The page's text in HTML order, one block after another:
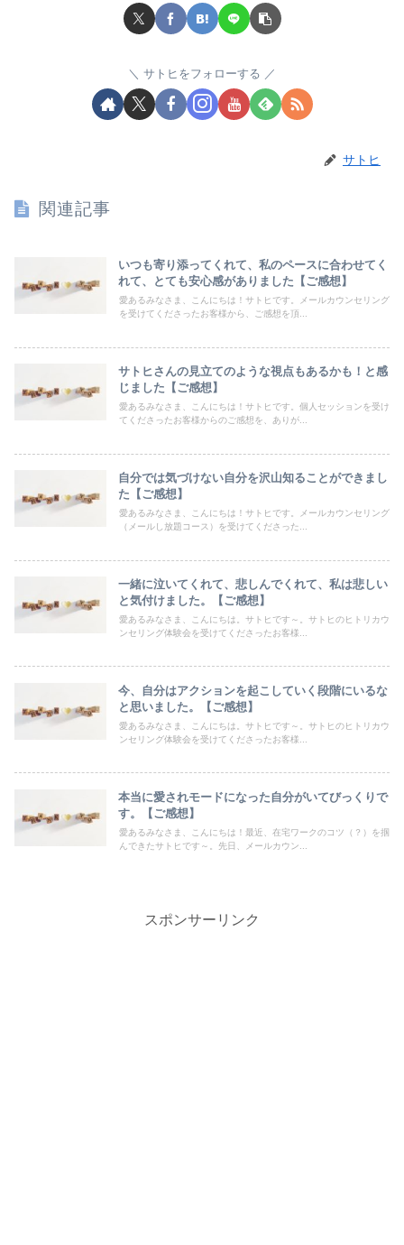
サトヒをフォローする
サトヒ
関連記事
いつも寄り添ってくれて、私のペースに合わせてく
れて、とても安心感がありました【ご感想】
愛あるみなさま、こんにちは！サトヒです。メールカウンセリング
を受けてくださったお客様から、ご感想を頂...
サトヒさんの見立てのような視点もあるかも！と感
じました【ご感想】
愛あるみなさま、こんにちは！サトヒです。個人セッションを受け
てくださったお客様からのご感想を、ありが...
自分では気づけない自分を沢山知ることができまし
た【ご感想】
愛あるみなさま、こんにちは！サトヒです。メールカウンセリング
（メールし放題コース）を受けてくださった...
一緒に泣いてくれて、悲しんでくれて、私は悲しい
と気付けました。【ご感想】
愛あるみなさま、こんにちは。サトヒです～。サトヒのヒトリカウ
ンセリング体験会を受けてくださったお客様...
今、自分はアクションを起こしていく段階にいるな
と思いました。【ご感想】
愛あるみなさま、こんにちは。サトヒです～。サトヒのヒトリカウ
ンセリング体験会を受けてくださったお客様...
本当に愛されモードになった自分がいてびっくりで
す。【ご感想】
愛あるみなさま、こんにちは！最近、在宅ワークのコツ（？）を掴
んできたサトヒです～。先日、メールカウン...
スポンサーリンク